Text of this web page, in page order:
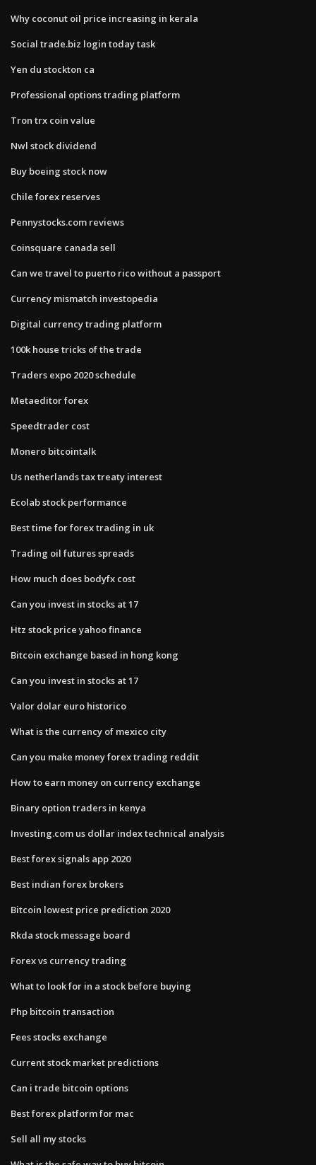
Why coconut oil price increasing in kerala
Social trade.biz login today task
Yen du stockton ca
Professional options trading platform
Tron trx coin value
Nwl stock dividend
Buy boeing stock now
Chile forex reserves
Pennystocks.com reviews
Coinsquare canada sell
Can we travel to puerto rico without a passport
Currency mismatch investopedia
Digital currency trading platform
100k house tricks of the trade
Traders expo 2020 schedule
Metaeditor forex
Speedtrader cost
Monero bitcointalk
Us netherlands tax treaty interest
Ecolab stock performance
Best time for forex trading in uk
Trading oil futures spreads
How much does bodyfx cost
Can you invest in stocks at 17
Htz stock price yahoo finance
Bitcoin exchange based in hong kong
Can you invest in stocks at 17
Valor dolar euro historico
What is the currency of mexico city
Can you make money forex trading reddit
How to earn money on currency exchange
Binary option traders in kenya
Investing.com us dollar index technical analysis
Best forex signals app 2020
Best indian forex brokers
Bitcoin lowest price prediction 2020
Rkda stock message board
Forex vs currency trading
What to look for in a stock before buying
Php bitcoin transaction
Fees stocks exchange
Current stock market predictions
Can i trade bitcoin options
Best forex platform for mac
Sell all my stocks